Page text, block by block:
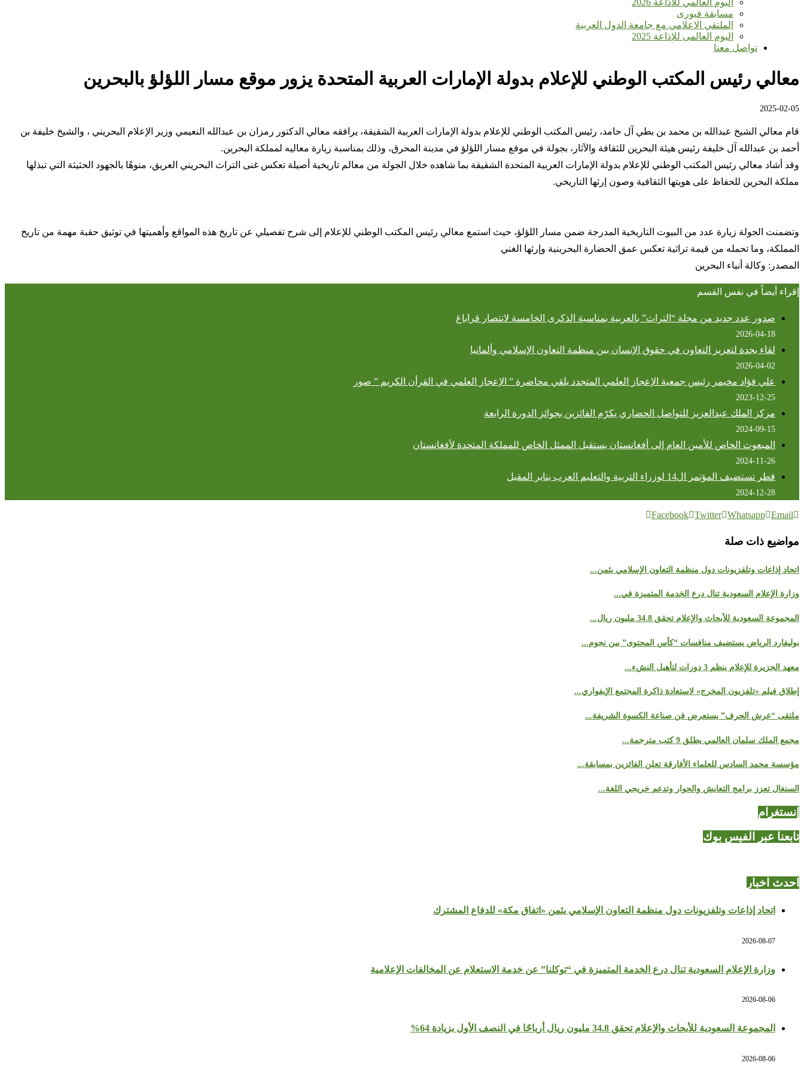
اليوم العالمي للأذاعة 2026
مسابقة فيورى
الملتقي الاعلامي مع جامعة الدول العربية
اليوم العالمى للإذاعة 2025
تواصل معنا
معالي رئيس المكتب الوطني للإعلام بدولة الإمارات العربية المتحدة يزور موقع مسار اللؤلؤ بالبحرين
2025-02-05
قام معالي الشيخ عبدالله بن محمد بن بطي آل حامد، رئيس المكتب الوطني للإعلام بدولة الإمارات العربية الشقيقة، يرافقه معالي الدكتور رمزان بن عبدالله النعيمي وزير الإعلام البحريني ، والشيخ خليفة بن
أحمد بن عبدالله آل خليفة رئيس هيئة البحرين للثقافة والآثار، بجولة في موقع مسار اللؤلؤ في مدينة المحرق، وذلك بمناسبة زيارة معاليه لمملكة البحرين.
وقد أشاد معالي رئيس المكتب الوطني للإعلام بدولة الإمارات العربية المتحدة الشقيقة بما شاهده خلال الجولة من معالم تاريخية أصيلة تعكس غنى التراث البحريني العريق، منوهًا بالجهود الحثيثة التي تبذلها
مملكة البحرين للحفاظ على هويتها الثقافية وصون إرثها التاريخي.
وتضمنت الجولة زيارة عدد من البيوت التاريخية المدرجة ضمن مسار اللؤلؤ، حيث استمع معالي رئيس المكتب الوطني للإعلام إلى شرح تفصيلي عن تاريخ هذه المواقع وأهميتها في توثيق حقبة مهمة من تاريخ
المملكة، وما تحمله من قيمة تراثية تعكس عمق الحضارة البحرينية وإرثها الغني
المصدر: وكالة أنباء البحرين
إقراء أيضاً في نفس القسم
صدور عدد جديد من مجلة “التراث” بالعربية بمناسبة الذكرى الخامسة لانتصار قراباغ
2026-04-18
لقاء بجدة لتعزيز التعاون في حقوق الإنسان بين منظمة التعاون الإسلامي وألمانيا
2026-04-02
علي فؤاد مخيمر رئيس جمعية الإعجاز العلمي المتجدد يلقي محاضرة ” الإعجاز العلمي في القرأن الكريم ” صور
2023-12-25
مركز الملك عبدالعزيز للتواصل الحضاري يكرّم الفائزين بجوائز الدورة الرابعة
2024-09-15
المبعوث الخاص للأمين العام إلى أفغانستان يستقبل الممثل الخاص للمملكة المتحدة لأفغانستان
2024-11-26
قطر تستضيف المؤتمر ال14 لوزراء التربية والتعليم العرب يناير المقبل
2024-12-28
Facebook Twitter Whatsapp Email
مواضيع ذات صلة
اتحاد إذاعات وتلفزيونات دول منظمة التعاون الإسلامي يثمن...
وزارة الإعلام السعودية تنال درع الخدمة المتميزة في...
المجموعة السعودية للأبحاث والإعلام تحقق 34.8 مليون ريال...
بوليفارد الرياض يستضيف منافسات “كأس المحتوى” بين نجوم...
معهد الجزيرة للإعلام ينظم 3 دورات لتأهيل النشء...
إطلاق فيلم «تلفزيون المخرج» لاستعادة ذاكرة المجتمع الإيفواري...
ملتقى “عرش الحرف” يستعرض فن صناعة الكسوة الشريفة...
مجمع الملك سلمان العالمي يطلق 9 كتب مترجمة...
مؤسسة محمد السادس للعلماء الأفارقة تعلن الفائزين بمسابقة...
السنغال تعزز برامج التعايش والحوار وتدعم خريجي اللغة...
إنستغرام
تابعنا عبر الفيس بوك
احدث اخبار
اتحاد إذاعات وتلفزيونات دول منظمة التعاون الإسلامي يثمن «اتفاق مكة» للدفاع المشترك
2026-08-07
وزارة الإعلام السعودية تنال درع الخدمة المتميزة في “توكلنا” عن خدمة الاستعلام عن المخالفات الإعلامية
2026-08-06
المجموعة السعودية للأبحاث والإعلام تحقق 34.8 مليون ريال أرباحًا في النصف الأول بزيادة 64%
2026-08-06